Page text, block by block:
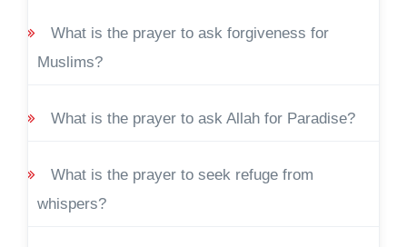
What is the prayer to ask forgiveness for
Muslims?
What is the prayer to ask Allah for Paradise?
What is the prayer to seek refuge from
whispers?